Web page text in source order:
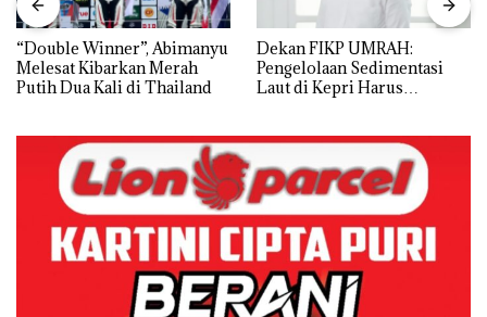
“Double Winner”, Abimanyu
Melesat Kibarkan Merah
Putih Dua Kali di Thailand
Dekan FIKP UMRAH:
Pengelolaan Sedimentasi
Laut di Kepri Harus
dengan Konservasi